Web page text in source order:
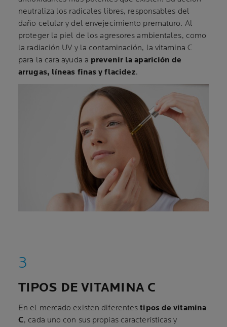
neutraliza los radicales libres, responsables del
daño celular y del envejecimiento prematuro. Al
proteger la piel de los agresores ambientales, como
la radiación UV y la contaminación, la vitamina C
para la cara ayuda a prevenir la aparición de
arrugas, líneas finas y flacidez.
TIPOS DE VITAMINA C
En el mercado existen diferentestipos de vitamina
C, cada uno con sus propias características y